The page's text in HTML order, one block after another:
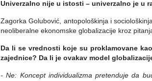
Univerzalno nije u istosti – univerzalno je u
Zagorka Golubović, antopološkinja i
neoliberalne ekonomske globalizacije kroz
Da li se vrednosti koje su proklamovane
zajednice? Da li je ovakav model
- Ne: Koncept individualizma pretenduje da